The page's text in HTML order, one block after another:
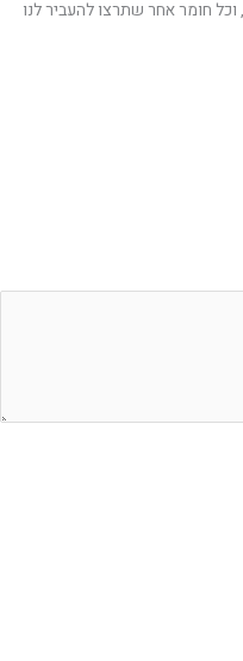
חומר אחר שתרצו להעביר לנו